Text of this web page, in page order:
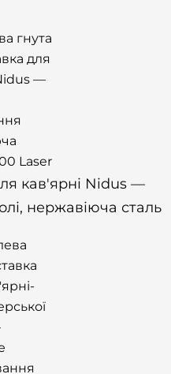
кав'ярні Nidus —
нержавіюча сталь